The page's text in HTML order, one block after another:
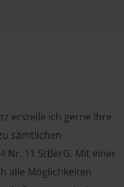
erstelle ich gerne Ihre
sämtlichen
Nr. 11 StBerG. Mit einer
alle Möglichkeiten